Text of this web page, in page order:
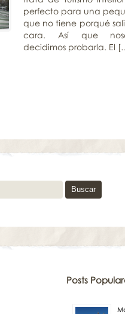
perfecto para una
que no tiene porqué
cara. Así que
decidimos probarla. El
Posts